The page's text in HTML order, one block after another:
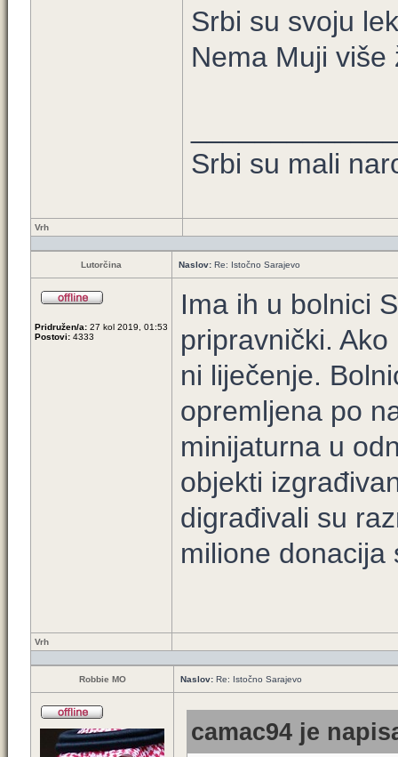
Srbi su svoju
Nema Muji više
Srbi su mali
Vrh
Lutorčina Naslov: Re: Istočno Sarajevo
Pridružen/a: 27 kol 2019, 01:53
Postovi: 4333
Ima ih u bolnici
pripravnički.
ni liječenje.
opremljena po
minijaturna u
objekti
digrađivali su
milione donacija
Vrh
Robbie MO Naslov: Re: Istočno Sarajevo
camac94 je